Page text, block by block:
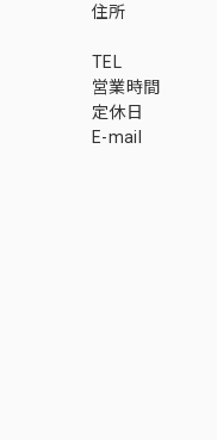
住所
TEL
営業時間
定休日
E-mail